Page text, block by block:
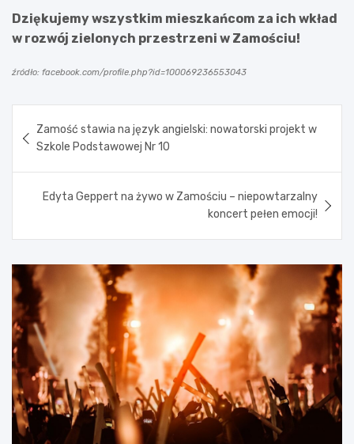
Dziękujemy wszystkim mieszkańcom za ich wkład
w rozwój zielonych przestrzeni w Zamościu!
źródło: facebook.com/profile.php?id=100069236553043
wpisu
Zamość stawia na język angielski: nowatorski projekt w
Szkole Podstawowej Nr 10
Edyta Geppert na żywo w Zamościu – niepowtarzalny
koncert pełen emocji!